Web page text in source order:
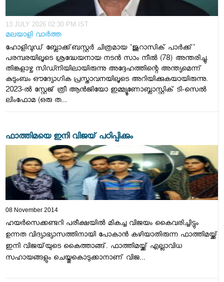
13 JULY 2026 02:30 PM IST
മലയാളി വാര്‍ത്ത
ഹോളിവുഡ് ബ്ലോക്ക്ബസ്റ്റർ ചിത്രമായ 'ജുറാസിക് പാർക്ക്'
പരമ്പരയിലൂടെ ശ്രദ്ധേയനായ നടൻ സാം നീൽ (78) അന്തരിച്ചു.
തിങ്കളാഴ്ച സിഡ്നിയിലായിരുന്നു അദ്ദേഹത്തിന്റെ അന്ത്യമെന്ന്
കുടുംബം ഔദ്യോഗിക പ്രസ്താവനയിലൂടെ അറിയിക്കുകയായിരുന്നു.
2023-ൽ സ്റ്റേജ് ത്രീ ആൻജിയോ ഇമ്മ്യൂണോബ്ലാസ്റ്റിക് ടി-സെൽ
ലിംഫോമ (ഒരു ത...
ഫാത്തിമയെ ഇനി വിജയ് പഠിപ്പിക്കും
08 November 2014
ഹയര്‍സെക്കണ്ടറി പരീക്ഷയില്‍ മികച്ച വിജയം കൈവരിച്ചിട്ടും
ഉന്നത വിദ്യാഭ്യാസത്തിനായി പോകാന്‍ കഴിയാതിരുന്ന ഫാത്തിമയ്ക്ക്
ഇനി വിജയ്‌യുടെ കൈത്താങ്ങ്. ഫാത്തിമയ്ക്ക് എല്ലാവിധ
സഹായങ്ങളും ചെയ്തുകൊടുക്കാനാണ് വിജ...